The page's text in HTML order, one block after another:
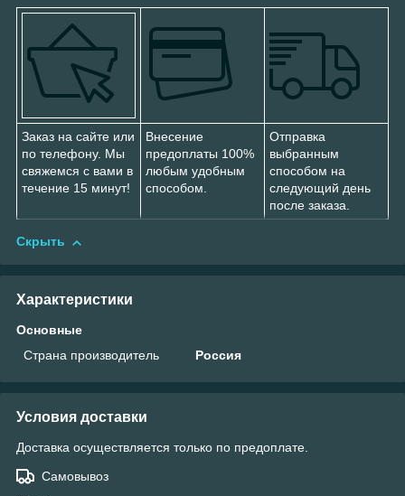
Заказ на сайте или
по телефону. Мы
свяжемся с вами в
течение 15 минут!
Внесение
предоплаты 100%
любым удобным
способом.
Отправка
выбранным
способом на
следующий день
после заказа.
Скрыть
Характеристики
Основные
Страна производитель
Россия
Условия доставки
Доставка осуществляется только по предоплате.
Самовывоз